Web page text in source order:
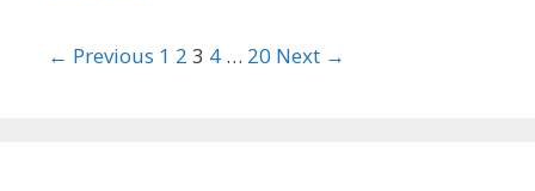
← Previous 1 2 3 4 … 20 Next →